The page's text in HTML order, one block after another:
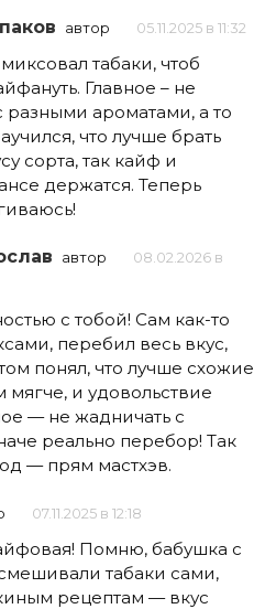
автор 05.11.2025 в 11:32
табаки, чтоб
Главное – не
ароматами, а то
что лучше брать
сорта, так кайф и
держатся. Теперь
автор
08.02.2026 в
с тобой! Сам как-то
перебил весь вкус,
понял, что лучше схожие
и удовольствие
— не жадничать с
реально перебор! Так
— прям мастхэв.
07.11.2025 в 12:18
Помню, бабушка с
табаки сами,
рецептам — вкус